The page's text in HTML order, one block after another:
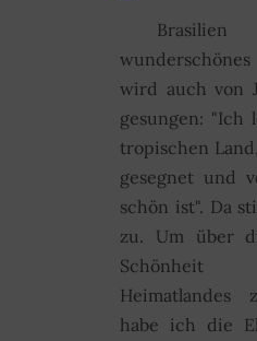
wird auch von
gesungen: "Ich
tropischen
gesegnet und
schön ist". Da
zu. Um über
Heimatlandes
habe ich die